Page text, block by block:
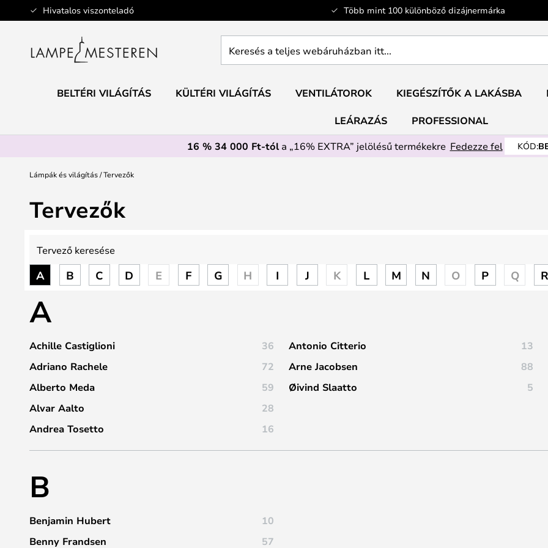
Hivatalos viszonteladó Több mint 100 különböző dizájnermárka
Ugrás
a
tartalomhoz
webáruházban
BELTÉRI VILÁGÍTÁS KÜLTÉRI VILÁGÍTÁS VENTILÁTOROK KIEGÉSZÍTŐK A LAKÁSBA
LEÁRAZÁS
PROFESSIONAL
16 % 34 000 Ft-tóla „16% EXTRA” jelölésű termékekre Fedezze fel KÓD:
Lámpák és világítás Tervezők
Tervezők
keresése
A B C D E F G H I J K L M N O P Q R
A
Achille Castiglioni
36
Adriano Rachele
72
Alberto Meda
59
Alvar Aalto
28
Andrea Tosetto
16
Antonio Citterio
13
Arne Jacobsen
88
Øivind Slaatto
5
B
Benjamin Hubert
10
Benny Frandsen
57